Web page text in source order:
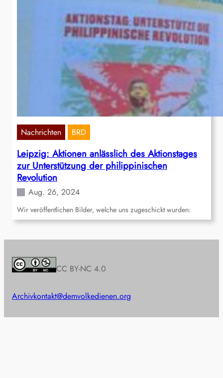
Nachrichten BRD
Leipzig: Aktionen anlässlich des Aktionstages
zur Unterstützung der philippinischen
Revolution
Aug. 26, 2024
Wir veröffentlichen Bilder, welche uns zugeschickt wurden:
CC BY-NC 4.0
Archivkontakt@demvolkedienen.org